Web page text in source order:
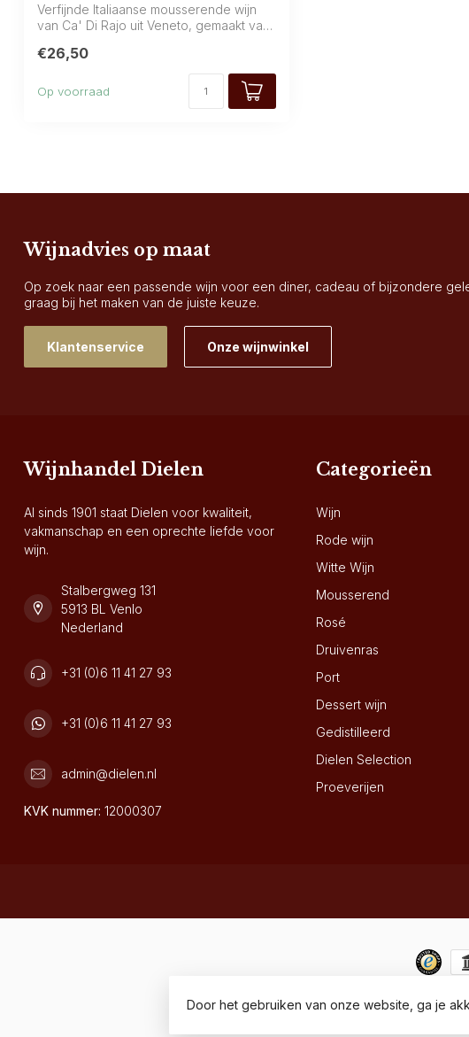
Verfijnde Italiaanse mousserende wijn
van Ca' Di Rajo uit Veneto, gemaakt van
€26,50
Op voorraad
Wijnadvies op maat
Op zoek naar een passende wijn voor een diner, cadeau of bijzondere
graag bij het maken van de juiste keuze.
Klantenservice Onze wijnwinkel
Wijnhandel Dielen
Al sinds 1901 staat Dielen voor kwaliteit,
vakmanschap en een oprechte liefde voor
wijn.
Stalbergweg 131
5913 BL Venlo
Nederland
+31 (0)6 11 41 27 93
+31 (0)6 11 41 27 93
admin@dielen.nl
KVK nummer: 12000307
Categorieën
Wijn
Rode wijn
Witte Wijn
Mousserend
Rosé
Druivenras
Port
Dessert wijn
Gedistilleerd
Dielen Selection
Proeverijen
Door het gebruiken van onze website, ga je